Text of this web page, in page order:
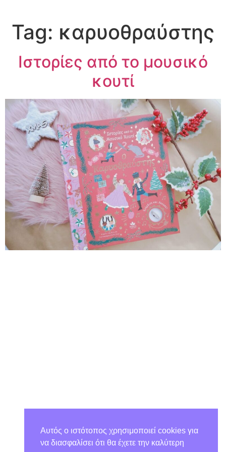
Tag: καρυοθραύστης
Ιστορίες από το μουσικό
κουτί
Αυτός ο ιστότοπος χρησιμοποιεί cookies για
να διασφαλίσει ότι θα έχετε την καλύτερη